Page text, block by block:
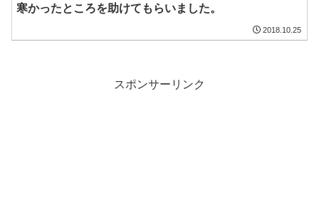
寒かったところを助けてもらいました。
2018.10.25
スポンサーリンク